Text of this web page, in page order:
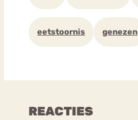
eetstoornis genezen
REACTIES